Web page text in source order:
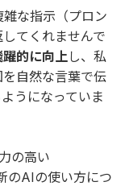
な指示（プロン
てくれませんで
的に向上し、私
自然な言葉で伝
ようになっていま
の高い
のAIの使い方につ